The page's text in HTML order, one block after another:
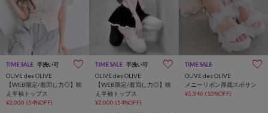
TIME SALE 手洗い可
OLIVE des OLIVE
【WEB限定/着回し力◎】映
え半袖トップス
¥2,000 (54%OFF)
TIME SALE 手洗い可
OLIVE des OLIVE
【WEB限定/着回し力◎】映
え半袖トップス
¥2,000 (54%OFF)
TIME SALE
OLIVE des OLIVE
メニーリボン厚底スポサン
¥5,346 (10%OFF)